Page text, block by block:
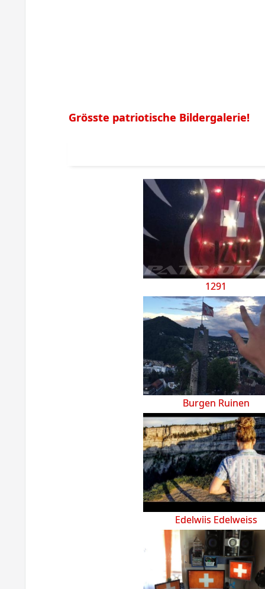
Grösste patriotische Bildergalerie!
1291
Burgen Ruinen
Edelwiis Edelweiss